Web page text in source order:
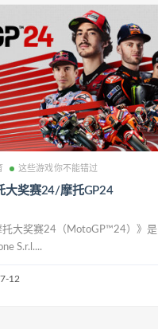
这些游戏你不能错过
大奖赛24/摩托GP24
托大奖赛24（MotoGP™24）》是
S.r.l....
12